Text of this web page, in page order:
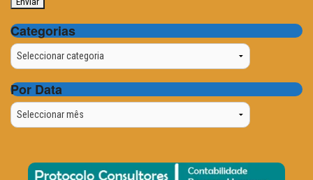
Categorias
Categorias
Por Data
Por
Data